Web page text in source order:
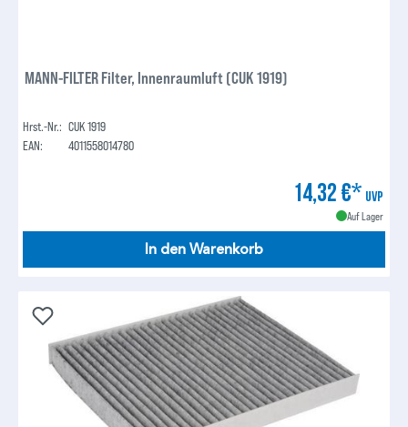
MANN-FILTER Filter, Innenraumluft (CUK 1919)
Hrst.-Nr.: CUK 1919
EAN:
4011558014780
14,32 €* UVP
Auf Lager
In den Warenkorb